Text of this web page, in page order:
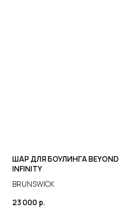
ШАР ДЛЯ БОУЛИНГА BEYOND
INFINITY
BRUNSWICK
23 000 р.